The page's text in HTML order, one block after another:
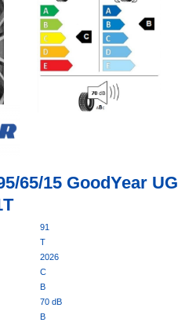
65/15 GoodYear UG
91
T
2026
C
B
70 dB
B